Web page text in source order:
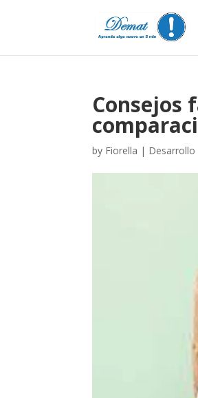
Consejos
by Fiorella | Desarrollo